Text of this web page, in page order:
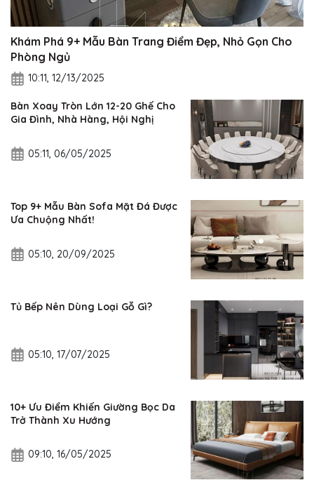
Khám Phá 9+ Mẫu Bàn Trang Điểm Đẹp, Nhỏ Gọn Cho
Phòng Ngủ
10:11, 12/13/2025
Bàn Xoay Tròn Lớn 12-20 Ghế Cho
Gia Đình, Nhà Hàng, Hội Nghị
05:11, 06/05/2025
Top 9+ Mẫu Bàn Sofa Mặt Đá Được
Ưa Chuộng Nhất!
05:10, 20/09/2025
Tủ Bếp Nên Dùng Loại Gỗ Gì?
05:10, 17/07/2025
10+ Ưu Điểm Khiến Giường Bọc Da
Trở Thành Xu Hướng
09:10, 16/05/2025